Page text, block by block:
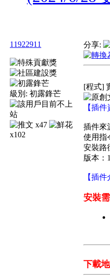
11922911
級別: 初露鋒芒
x47
x102
分享:
[程式]
【插件
插件來
使用指
安裝路
版本：
【插件
安裝
下載